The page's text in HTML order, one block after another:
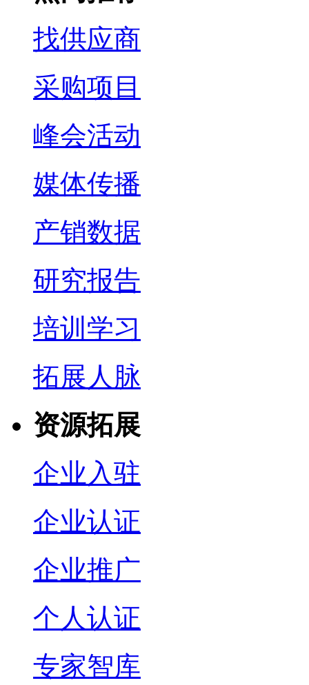
找供应商
采购项目
峰会活动
媒体传播
产销数据
研究报告
培训学习
拓展人脉
资源拓展
企业入驻
企业认证
企业推广
个人认证
专家智库